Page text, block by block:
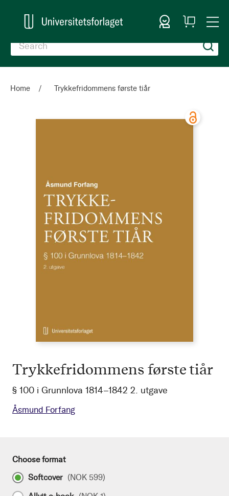
Sign In
My
Cart
Home Trykkefridommens første tiår
Trykkefridommens første tiår
§ 100 i Grunnlova 1814–1842 2. utgave
Åsmund Forfang
Choose format
Softcover (NOK 599)